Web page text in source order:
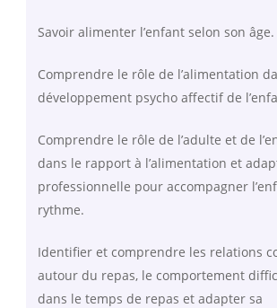
Savoir alimenter l’enfant selon son âge.
Comprendre le rôle de l’alimentation
développement psycho affectif de
Comprendre le rôle de l’adulte et de
dans le rapport à l’alimentation et
professionnelle pour accompagner
rythme.
Identifier et comprendre les relations
autour du repas, le comportement
dans le temps de repas et adapter sa